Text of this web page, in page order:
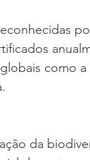
como
da